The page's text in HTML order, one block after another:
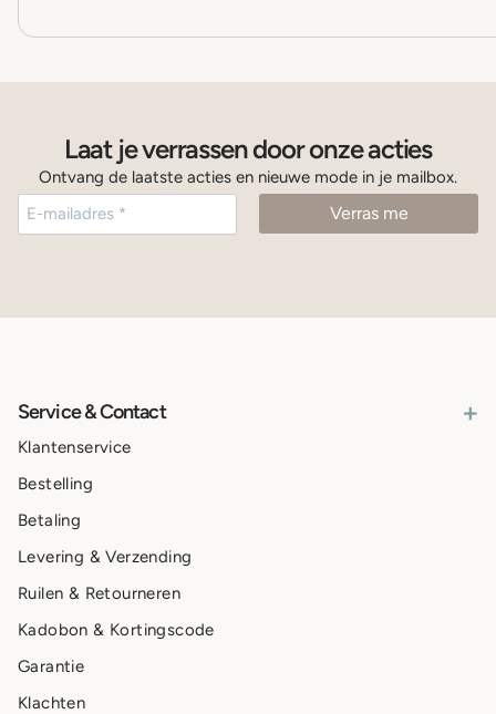
Laat je verrassen door onze acties
Ontvang de laatste acties en nieuwe mode in je mailbox.
Service & Contact +
Klantenservice
Bestelling
Betaling
Levering & Verzending
Ruilen & Retourneren
Kadobon & Kortingscode
Garantie
Klachten